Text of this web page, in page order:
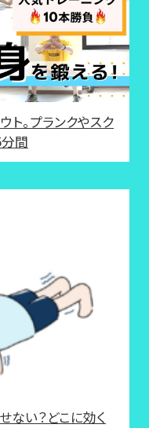
ト。プランクやスク
間
ない？どこに効く